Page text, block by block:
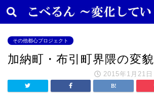
その他都心プロジェクト
加納町・布引町界隈の変貌
2015年1月21日